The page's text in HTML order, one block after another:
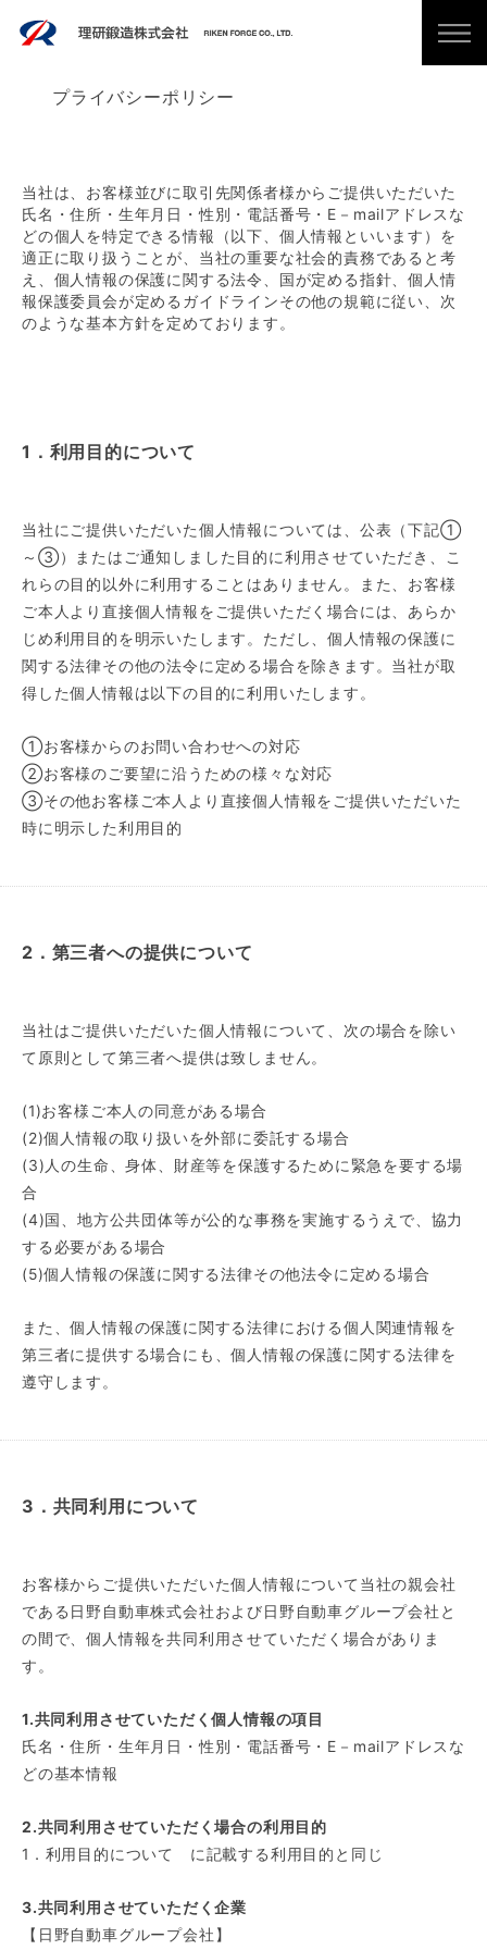
プライバシーポリシー
当社は、お客様並びに取引先関係者様からご提供いただいた
氏名・住所・生年月日・性別・電話番号・E－mailアドレスな
どの個人を特定できる情報（以下、個人情報といいます）を
適正に取り扱うことが、当社の重要な社会的責務であると考
え、個人情報の保護に関する法令、国が定める指針、個人情
報保護委員会が定めるガイドラインその他の規範に従い、次
のような基本方針を定めております。
1．利用目的について
当社にご提供いただいた個人情報については、公表（下記①
～③）またはご通知しました目的に利用させていただき、こ
れらの目的以外に利用することはありません。また、お客様
ご本人より直接個人情報をご提供いただく場合には、あらか
じめ利用目的を明示いたします。ただし、個人情報の保護に
関する法律その他の法令に定める場合を除きます。当社が取
得した個人情報は以下の目的に利用いたします。
①お客様からのお問い合わせへの対応
②お客様のご要望に沿うための様々な対応
③その他お客様ご本人より直接個人情報をご提供いただいた
時に明示した利用目的
2．第三者への提供について
当社はご提供いただいた個人情報について、次の場合を除い
て原則として第三者へ提供は致しません。
(1)お客様ご本人の同意がある場合
(2)個人情報の取り扱いを外部に委託する場合
(3)人の生命、身体、財産等を保護するために緊急を要する場
合
(4)国、地方公共団体等が公的な事務を実施するうえで、協力
する必要がある場合
(5)個人情報の保護に関する法律その他法令に定める場合
また、個人情報の保護に関する法律における個人関連情報を
第三者に提供する場合にも、個人情報の保護に関する法律を
遵守します。
3．共同利用について
お客様からご提供いただいた個人情報について当社の親会社
である日野自動車株式会社および日野自動車グループ会社と
の間で、個人情報を共同利用させていただく場合がありま
す。
1.共同利用させていただく個人情報の項目
氏名・住所・生年月日・性別・電話番号・E－mailアドレスな
どの基本情報
2.共同利用させていただく場合の利用目的
1．利用目的について に記載する利用目的と同じ
3.共同利用させていただく企業
【日野自動車グループ会社】